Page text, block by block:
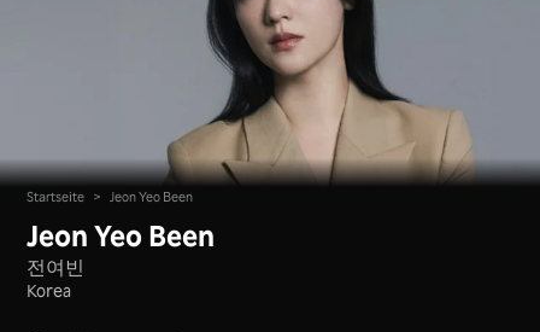
Startseite > Jeon Yeo Been
Jeon Yeo Been
전여빈
Korea